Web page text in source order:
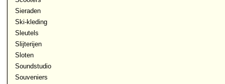
Sieraden
Ski-kleding
Sleutels
Slijterijen
Sloten
Soundstudio
Souveniers